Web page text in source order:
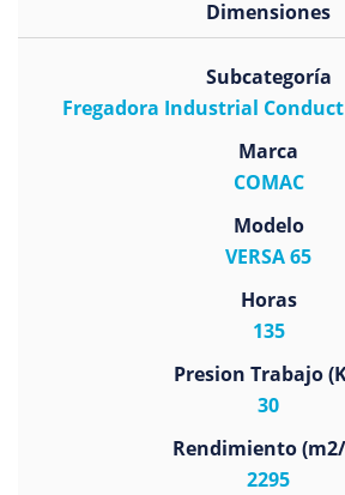
Subcategoría
Fregadora Industrial
Marca
COMAC
Modelo
VERSA 65
Horas
135
Presion Trabajo
30
Rendimiento
2295
Dimensiones